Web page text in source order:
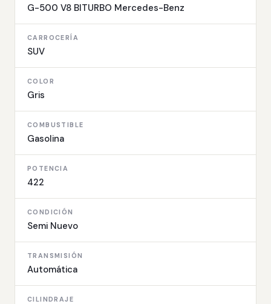
G-500 V8 BITURBO Mercedes-Benz
CARROCERÍA
SUV
COLOR
Gris
COMBUSTIBLE
Gasolina
POTENCIA
422
CONDICIÓN
Semi Nuevo
TRANSMISIÓN
Automática
CILINDRAJE